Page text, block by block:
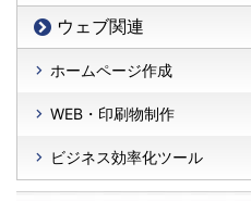
ウェブ関連
ホームページ作成
WEB・印刷物制作
ビジネス効率化ツール